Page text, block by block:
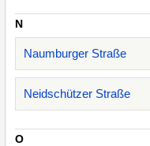
N
Naumburger Straße
Neidschützer Straße
O